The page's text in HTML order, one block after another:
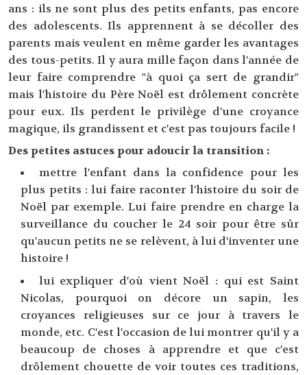
ans : ils ne sont plus des petits enfants, pas encore
des adolescents. Ils apprennent à se décoller des
parents mais veulent en même garder les avantages
des tous-petits. Il y aura mille façon dans l'année de
leur faire comprendre "à quoi ça sert de grandir"
mais l'histoire du Père Noël est drôlement concrète
pour eux. Ils perdent le privilège d'une croyance
magique, ils grandissent et c'est pas toujours facile !
Des petites astuces pour adoucir la transition :
mettre l'enfant dans la confidence pour les
plus petits : lui faire raconter l'histoire du soir de
Noël par exemple. Lui faire prendre en charge la
surveillance du coucher le 24 soir pour être sûr
qu'aucun petits ne se relèvent, à lui d'inventer une
histoire !
lui expliquer d'où vient Noël : qui est Saint
Nicolas, pourquoi on décore un sapin, les
croyances religieuses sur ce jour à travers le
monde, etc. C'est l'occasion de lui montrer qu'il y a
beaucoup de choses à apprendre et que c'est
drôlement chouette de voir toutes ces traditions,